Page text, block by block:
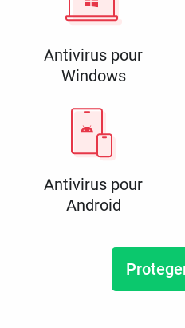
Antivirus pour
Windows
Antivirus pour
Android